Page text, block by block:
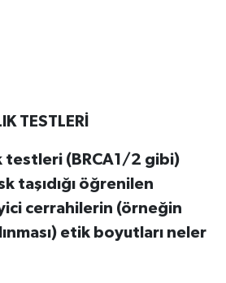
TESTLERİ
testleri (BRCA1/2 gibi)
taşıdığı öğrenilen
cerrahilerin (örneğin
etik boyutları neler